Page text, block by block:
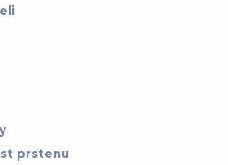
prstenu